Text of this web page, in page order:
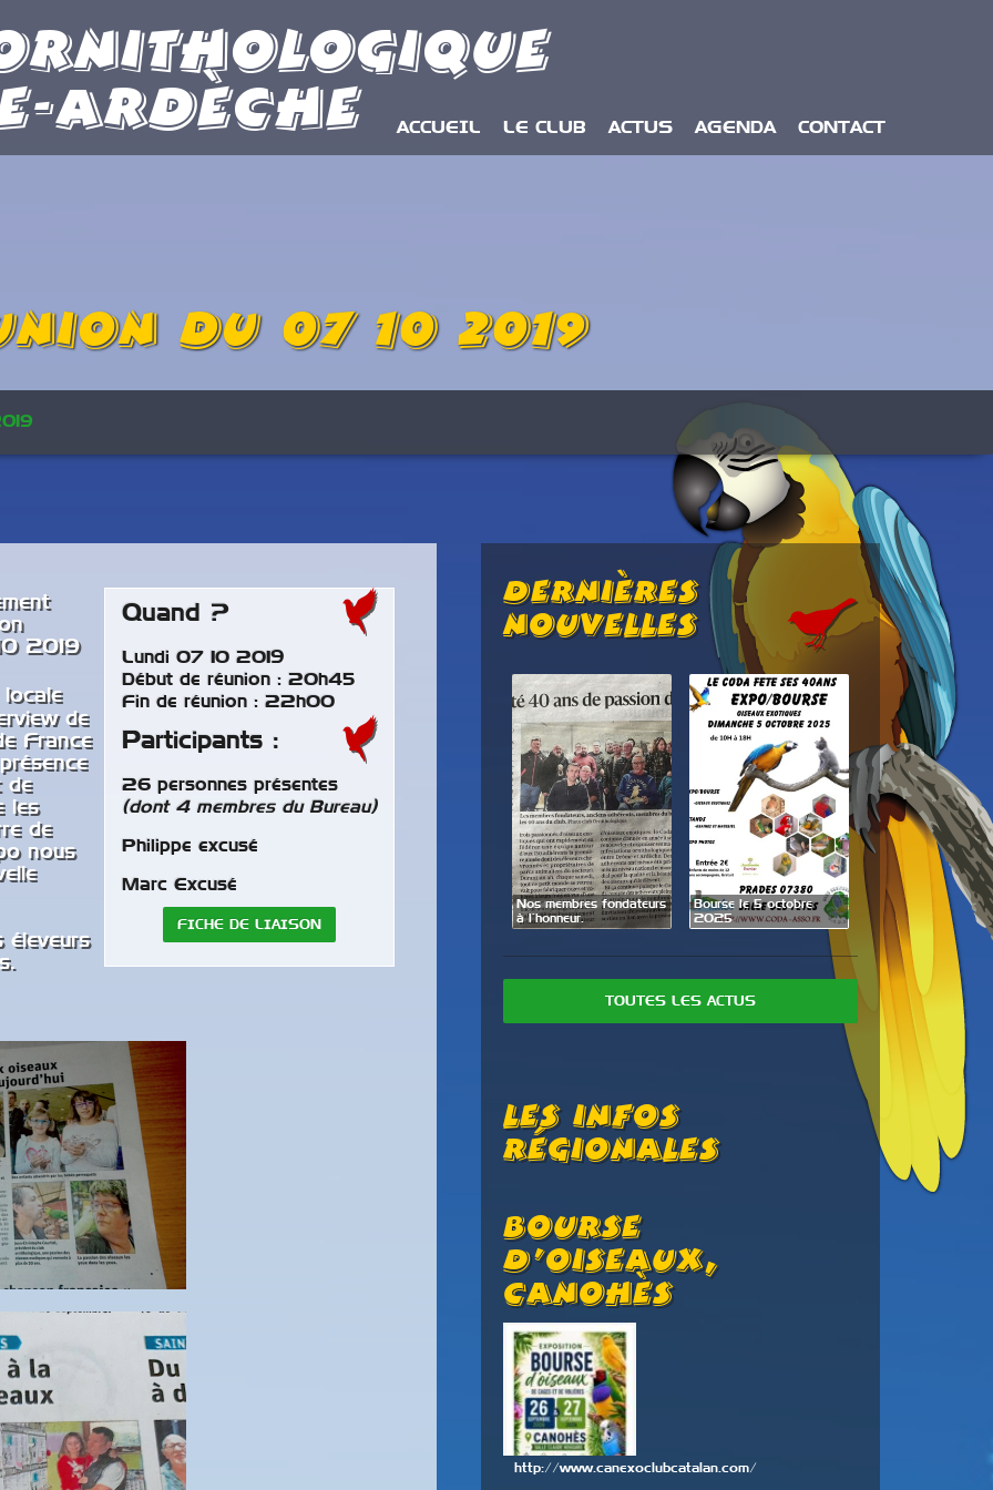
Ardèche
ACCUEIL LE CLUB ACTUS AGENDA CONTACT
du 07 10 2019
Quand ?
Lundi 07 10 2019
Début de réunion : 20h45
Fin de réunion : 22h00
Participants :
26 personnes présentes
(dont 4 membres du Bureau)
Philippe excusé
Marc Excusé
FICHE DE LIAISON
2019
de
France
de
les
de
nous
éleveurs
Dernières
Nouvelles
de la vie du club.
Bourse le 5 octobre
2025
Exposition Bourse les
27 et 28 septembre
2025
Le parc des
Bren
TOUTES LES ACTUS
Les Infos
Régionales
Antibes 31
Octobre Et 01
Novembre 2026
Bourse
D’oiseaux,
Canohès
http://www.canexoclubcatalan.com/